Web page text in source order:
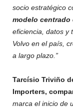
socio estratégico
modelo centrado
eficiencia, datos y
Volvo en el país,
a largo plazo.”
Tarcísio Triviño
Importers,
marca el inicio de